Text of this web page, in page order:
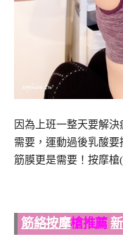
因為上班一整天要解
需要，運動過後乳酸
筋膜更是需要！按摩槍(
筋絡按摩槍推薦